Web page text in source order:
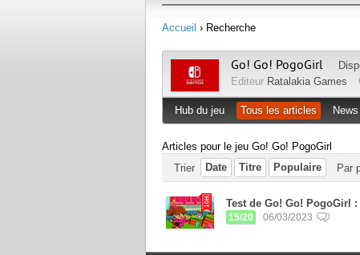
Accueil › Recherche
Go! Go! PogoGirl
Editeur Ratalakia Games
Hub du jeu Tous les articles News
Articles pour le jeu Go! Go! PogoGirl
Trier
Date Titre Populaire Par
Test de Go! Go! PogoGirl
15/20
06/03/2023